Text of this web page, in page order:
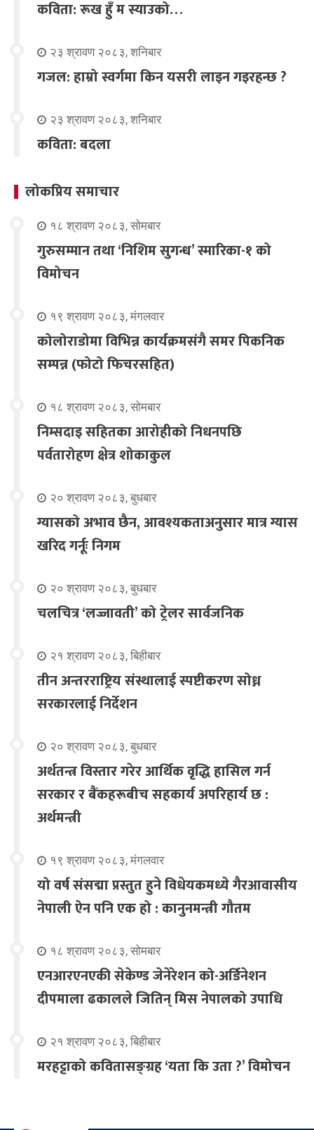
कविता: रूख हुँ म स्याउको…
२३ श्रावण २०८३, शनिबार
गजल: हाम्रो स्वर्गमा किन यसरी लाइन गइरहन्छ ?
२३ श्रावण २०८३, शनिबार
कविता: बदला
लोकप्रिय समाचार
१८ श्रावण २०८३, सोमबार
गुरुसम्मान तथा ‘निशिम सुगन्ध’ स्मारिका-१ को
विमोचन
१९ श्रावण २०८३, मंगलवार
कोलोराडोमा विभिन्न कार्यक्रमसंगै समर पिकनिक
सम्पन्न (फोटो फिचरसहित)
१८ श्रावण २०८३, सोमबार
निम्सदाइ सहितका आरोहीको निधनपछि
पर्वतारोहण क्षेत्र शोकाकुल
२० श्रावण २०८३, बुधबार
ग्यासको अभाव छैन, आवश्यकताअनुसार मात्र ग्यास
खरिद गर्नूः निगम
२० श्रावण २०८३, बुधबार
चलचित्र ‘लज्जावती’ को ट्रेलर सार्वजनिक
२१ श्रावण २०८३, बिहीबार
तीन अन्तरराष्ट्रिय संस्थालाई स्पष्टीकरण सोध्न
सरकारलाई निर्देशन
२० श्रावण २०८३, बुधबार
अर्थतन्त्र विस्तार गरेर आर्थिक वृद्धि हासिल गर्न
सरकार र बैंकहरूबीच सहकार्य अपरिहार्य छ :
अर्थमन्त्री
१९ श्रावण २०८३, मंगलवार
यो वर्ष संसद्मा प्रस्तुत हुने विधेयकमध्ये गैरआवासीय
नेपाली ऐन पनि एक हो : कानुनमन्त्री गौतम
१८ श्रावण २०८३, सोमबार
एनआरएनएकी सेकेण्ड जेनेरेशन को-अर्डिनेशन
दीपमाला ढकालले जितिन् मिस नेपालको उपाधि
२१ श्रावण २०८३, बिहीबार
मरहट्टाको कवितासङ्ग्रह ‘यता कि उता ?’ विमोचन